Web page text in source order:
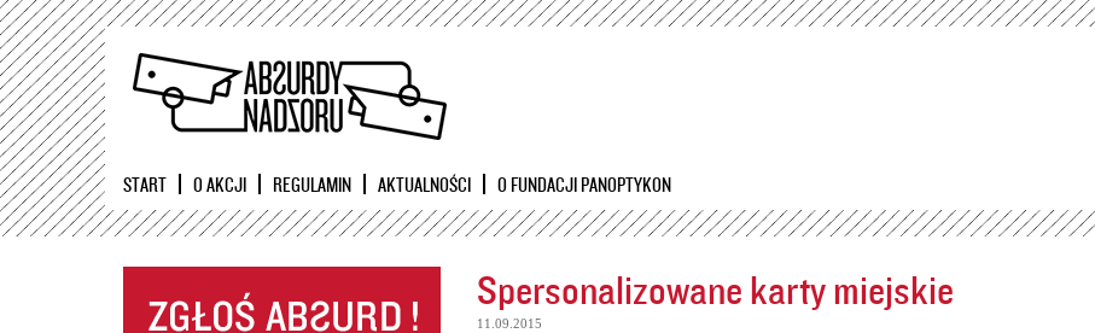
Przejdź
START O AKCJI REGULAMIN AKTUALNOŚCI O FUNDACJI PANOPTYKON
Spersonalizowane karty miejskie
11.09.2015